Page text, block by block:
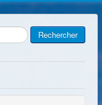
Rechercher